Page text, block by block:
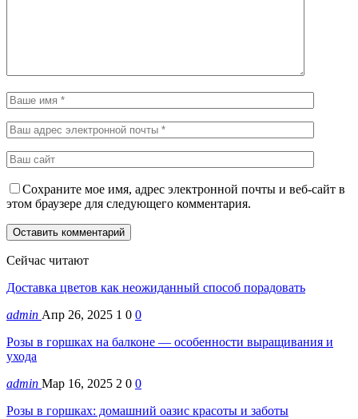
Сохраните мое имя, адрес электронной почты и веб-сайт в
этом браузере для следующего комментария.
Сейчас читают
Доставка цветов как неожиданный способ порадовать
admin Апр 26, 2025 1 0 0
Розы в горшках на балконе — особенности выращивания и
ухода
admin Мар 16, 2025 2 0 0
Розы в горшках: домашний оазис красоты и заботы